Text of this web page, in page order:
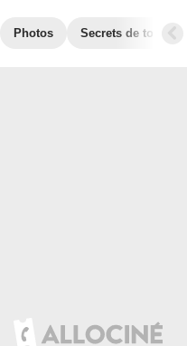
Photos Secrets de tournage